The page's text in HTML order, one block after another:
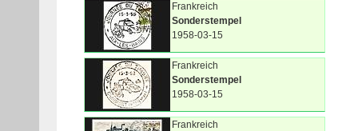
Frankreich
Sonderstempel
1958-03-15
Frankreich
Sonderstempel
1958-03-15
Frankreich